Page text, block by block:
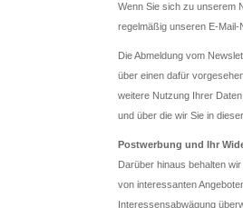
Wenn Sie sich zu unserem
regelmäßig unseren E-
Die Abmeldung vom
über einen dafür
weitere Nutzung Ihrer
und über die wir Sie in
Postwerbung und Ihr
Darüber hinaus behalten
von interessanten
Interessensabwägung